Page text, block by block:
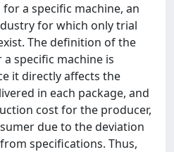
a specific machine, an
for which only trial
The definition of the
specific machine is
it directly affects the
in each package, and
cost for the producer,
due to the deviation
specifications. Thus,